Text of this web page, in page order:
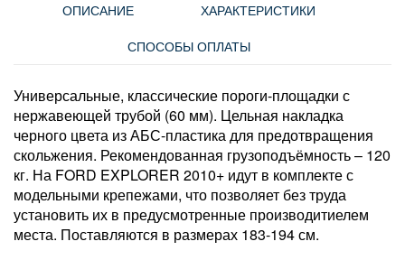
ОПИСАНИЕ
ХАРАКТЕРИСТИКИ
СПОСОБЫ ОПЛАТЫ
Универсальные, классические пороги-площадки с
нержавеющей трубой (60 мм). Цельная накладка
черного цвета из АБС-пластика для предотвращения
скольжения. Рекомендованная грузоподъёмность – 120
кг. На FORD EXPLORER 2010+ идут в комплекте с
модельными крепежами, что позволяет без труда
установить их в предусмотренные производитиелем
места. Поставляются в размерах 183-194 см.